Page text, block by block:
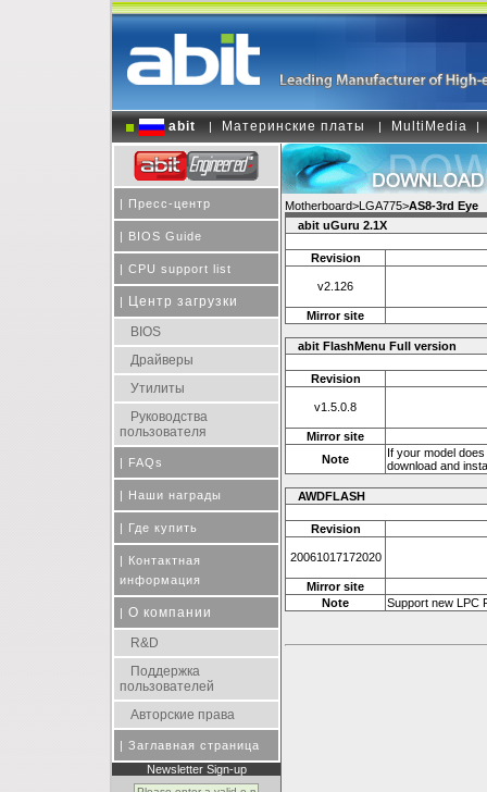
abit | Материнские платы | MultiMedia |
| Пресс-центр
| BIOS Guide
| CPU support list
|
Центр загрузки
BIOS
Драйверы
Утилиты
Руководства
пользователя
| FAQs
| Наши награды
| Где купить
| Контактная
информация
| О компании
R&D
Поддержка
пользователей
Авторские права
| Заглавная страница
Newsletter Sign-up
Motherboard>LGA775>AS8-3rd Eye
abit uGuru 2.1X
Revision
v2.126
Mirror site
abit FlashMenu Full version
Revision
v1.5.0.8
Mirror site
Note
If your model
download and
AWDFLASH
Revision
20061017172020
Mirror site
Note
Support new LPC